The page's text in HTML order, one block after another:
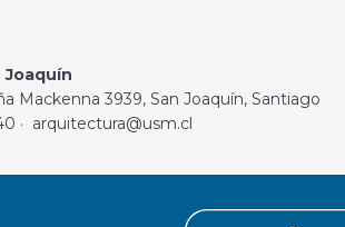
Joaquín
Mackenna 3939, San Joaquín, Santiago
· arquitectura@usm.cl